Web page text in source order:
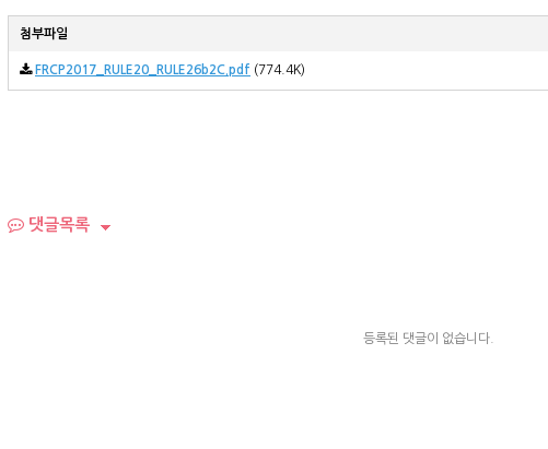
첨부파일
FRCP2017_RULE20_RULE26b2C.pdf (774.4K)
댓글목록
등록된 댓글이 없습니다.